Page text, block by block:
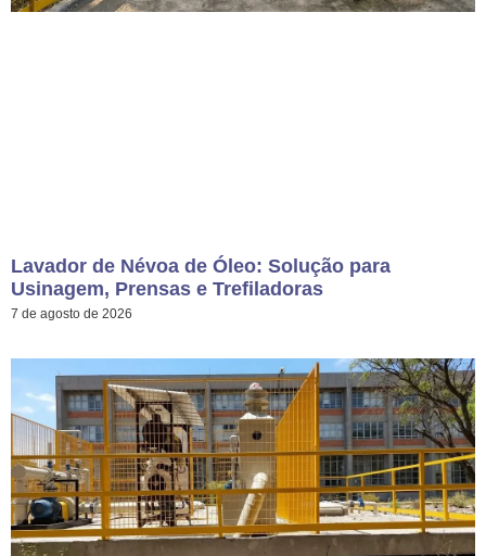
Lavador de Névoa de Óleo: Solução para
Usinagem, Prensas e Trefiladoras
7 de agosto de 2026